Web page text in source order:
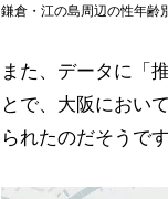
鎌倉・江の島周辺の性年齢
また、データに「
とで、大阪におい
られたのだそうで